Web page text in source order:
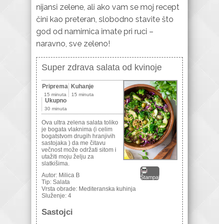
nijansi zelene, ali ako vam se moj recept
čini kao preteran, slobodno stavite što
god od namirnica imate pri ruci –
naravno, sve zeleno!
Super zdrava salata od kvinoje
Štampaj
Priprema
15 minuta
Kuhanje
15 minuta
Ukupno
30 minuta
Ova ultra zelena salata toliko
je bogata vlaknima (i celim
bogatstvom drugih hranjivih
sastojaka ) da me čitavu
večnost može održati sitom i
utažiti moju želju za
slatkišima.
Autor: Milica B
Tip: Salata
Vrsta obrade: Mediteranska kuhinja
Služenje: 4
Sastojci